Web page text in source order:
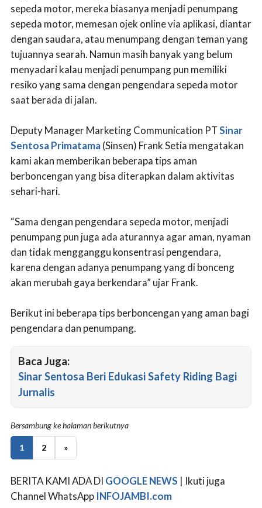
sepeda motor, mereka biasanya menjadi penumpang
sepeda motor, memesan ojek online via aplikasi, diantar
dengan saudara, atau menumpang dengan teman yang
tujuannya searah. Namun masih banyak yang belum
menyadari kalau menjadi penumpang pun memiliki
resiko yang sama dengan pengendara sepeda motor
saat berada di jalan.
Deputy Manager Marketing Communication PTSinar
Sentosa Primatama(Sinsen) Frank Setia mengatakan
kami akan memberikan beberapa tips aman
berboncengan yang bisa diterapkan dalam aktivitas
sehari-hari.
“Sama dengan pengendara sepeda motor, menjadi
penumpang pun juga ada aturannya agar aman, nyaman
dan tidak mengganggu konsentrasi pengendara,
karena dengan adanya penumpang yang di bonceng
akan merubah gaya berkendara” ujar Frank.
Berikut ini beberapa tips berboncengan yang aman bagi
pengendara dan penumpang.
Baca Juga:
Sinar Sentosa Beri Edukasi Safety Riding Bagi
Jurnalis
Bersambung ke halaman berikutnya
1 2 »
BERITA KAMI ADA DI GOOGLE NEWS | Ikuti juga
Channel WhatsApp INFOJAMBI.com